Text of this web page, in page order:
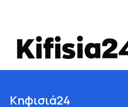
Κηφισιά24